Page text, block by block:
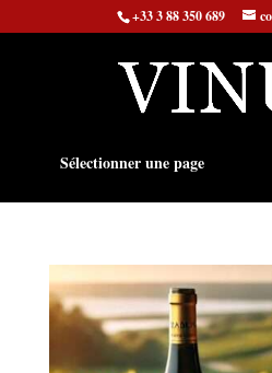
+33 3 88 350 689
Sélectionner une page